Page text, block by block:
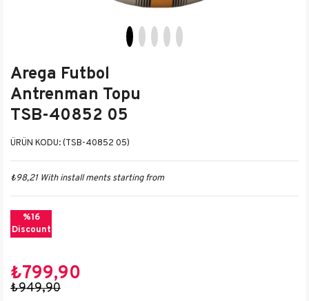
Arega Futbol
Antrenman Topu
TSB-40852 05
(TSB-40852 05)
₺98,21 With install ments starting from
%16
Discount
₺949,90
₺799,90